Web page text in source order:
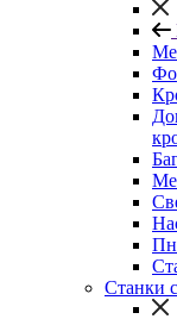
Станки